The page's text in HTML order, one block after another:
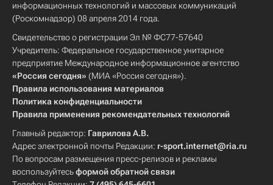
информационных технологий и массовых коммуникаций
(Роскомнадзор) 08 апреля 2014 года.
Свидетельство о регистрации Эл № ФС77-57640
Учредитель: Федеральное государственное унитарное
предприятие Международное информационное агентство
«Россия сегодня» (МИА «Россия сегодня»).
Правила использования материалов
Политика конфиденциальности
Правила применения рекомендательных технологий
Главный редактор: Гаврилова А.В.
Адрес электронной почты Редакции: r-sport.internet@ria.ru
По вопросам размещения пресс-релизов и рекламы
воспользуйтесьформой обратной связи